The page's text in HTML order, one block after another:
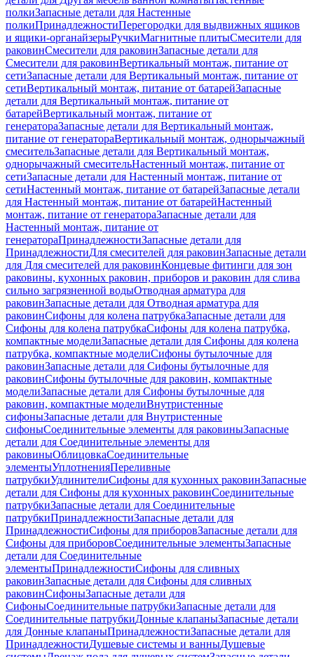
полкиЗапасные детали для Настенные
полкиПринадлежностиПерегородки для выдвижных ящиков
и ящики-органайзерыРучкиМагнитные плитыСмесители для
раковинСмесители для раковинЗапасные детали для
Смесители для раковинВертикальный монтаж, питание от
сетиЗапасные детали для Вертикальный монтаж, питание от
сетиВертикальный монтаж, питание от батарейЗапасные
детали для Вертикальный монтаж, питание от
батарейВертикальный монтаж, питание от
генератораЗапасные детали для Вертикальный монтаж,
питание от генератораВертикальный монтаж, однорычажный
смесительЗапасные детали для Вертикальный монтаж,
однорычажный смесительНастенный монтаж, питание от
сетиЗапасные детали для Настенный монтаж, питание от
сетиНастенный монтаж, питание от батарейЗапасные детали
для Настенный монтаж, питание от батарейНастенный
монтаж, питание от генератораЗапасные детали для
Настенный монтаж, питание от
генератораПринадлежностиЗапасные детали для
ПринадлежностиДля смесителей для раковинЗапасные детали
для Для смесителей для раковинКонцевые фитинги для зон
раковины, кухонных раковин, приборов и раковин для слива
сильно загрязненной водыОтводная арматура для
раковинЗапасные детали для Отводная арматура для
раковинСифоны для колена патрубкаЗапасные детали для
Сифоны для колена патрубкаСифоны для колена патрубка,
компактные моделиЗапасные детали для Сифоны для колена
патрубка, компактные моделиСифоны бутылочные для
раковинЗапасные детали для Сифоны бутылочные для
раковинСифоны бутылочные для раковин, компактные
моделиЗапасные детали для Сифоны бутылочные для
раковин, компактные моделиВнутристенные
сифоныЗапасные детали для Внутристенные
сифоныСоединительные элементы для раковиныЗапасные
детали для Соединительные элементы для
раковиныОблицовкаСоединительные
элементыУплотненияПереливные
патрубкиУдлинителиСифоны для кухонных раковинЗапасные
детали для Сифоны для кухонных раковинСоединительные
патрубкиЗапасные детали для Соединительные
патрубкиПринадлежностиЗапасные детали для
ПринадлежностиСифоны для приборовЗапасные детали для
Сифоны для приборовСоединительные элементыЗапасные
детали для Соединительные
элементыПринадлежностиСифоны для сливных
раковинЗапасные детали для Сифоны для сливных
раковинСифоныЗапасные детали для
СифоныСоединительные патрубкиЗапасные детали для
Соединительные патрубкиДонные клапаныЗапасные детали
для Донные клапаныПринадлежностиЗапасные детали для
ПринадлежностиДушевые системы и ванныДушевые